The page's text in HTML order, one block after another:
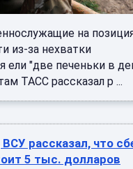
на
из-за нехватки
ели "две печеньки в
ТАСС рассказал р ...
рассказал, что
5 тыс. долларов